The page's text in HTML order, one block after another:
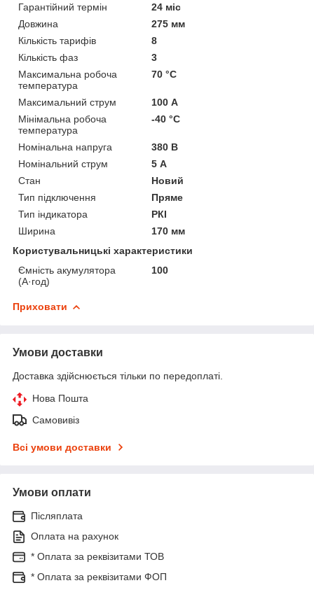
Гарантійний термін
24 міс
Довжина
275 мм
Кількість тарифів
8
Кількість фаз
3
Максимальна робоча
температура
70 °С
Максимальний струм
100 А
Мінімальна робоча
температура
-40 °С
Номінальна напруга
380 В
Номінальний струм
5 А
Стан
Новий
Тип підключення
Пряме
Тип індикатора
РКІ
Ширина
170 мм
Користувальницькі характеристики
Ємність акумулятора
(А·год)
100
Приховати
Умови доставки
Доставка здійснюється тільки по передоплаті.
Нова Пошта
Самовивіз
Всі умови доставки
Умови оплати
Післяплата
Оплата на рахунок
* Оплата за реквізитами ТОВ
* Оплата за реквізитами ФОП